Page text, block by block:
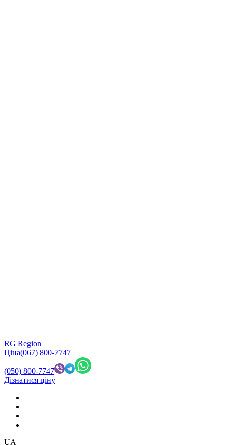
RG Region
Ціна(067) 800-7747
(050) 800-7747
Дізнатися ціну
UA